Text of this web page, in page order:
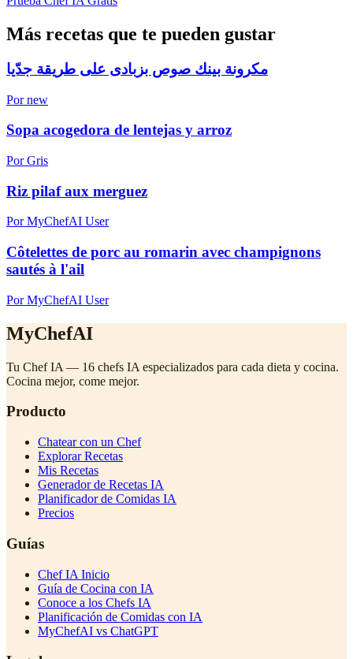
Más recetas que te pueden gustar
مكرونة بينك صوص بزبادى على طريقة جدّيا
Por new
Sopa acogedora de lentejas y arroz
Por Gris
Riz pilaf aux merguez
Por MyChefAI User
Côtelettes de porc au romarin avec champignons
sautés à l'ail
Por MyChefAI User
MyChefAI
Tu Chef IA — 16 chefs IA especializados para cada dieta y cocina.
Cocina mejor, come mejor.
Producto
Chatear con un Chef
Explorar Recetas
Mis Recetas
Generador de Recetas IA
Planificador de Comidas IA
Precios
Guías
Chef IA Inicio
Guía de Cocina con IA
Conoce a los Chefs IA
Planificación de Comidas con IA
MyChefAI vs ChatGPT